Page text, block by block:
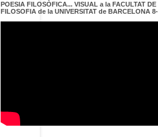
POESIA FILOSÒFICA... VISUAL a la FACULTAT DE
FILOSOFIA de la UNIVERSITAT de BARCELONA